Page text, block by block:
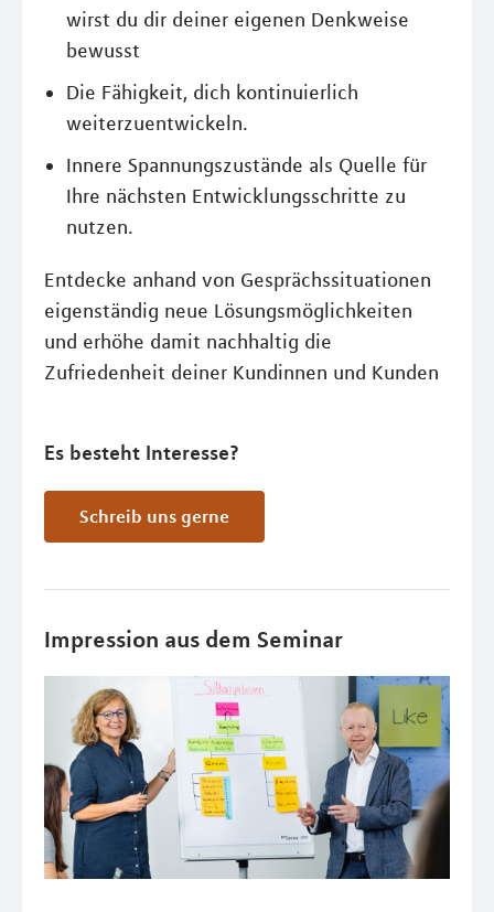
wirst du dir deiner eigenen Denkweise
bewusst
Die Fähigkeit, dich kontinuierlich
weiterzuentwickeln.
Innere Spannungszustände als Quelle für
Ihre nächsten Entwicklungsschritte zu
nutzen.
Entdecke anhand von Gesprächssituationen
eigenständig neue Lösungsmöglichkeiten
und erhöhe damit nachhaltig die
Zufriedenheit deiner Kundinnen und Kunden
Es besteht Interesse?
Schreib uns gerne
Impression aus dem Seminar